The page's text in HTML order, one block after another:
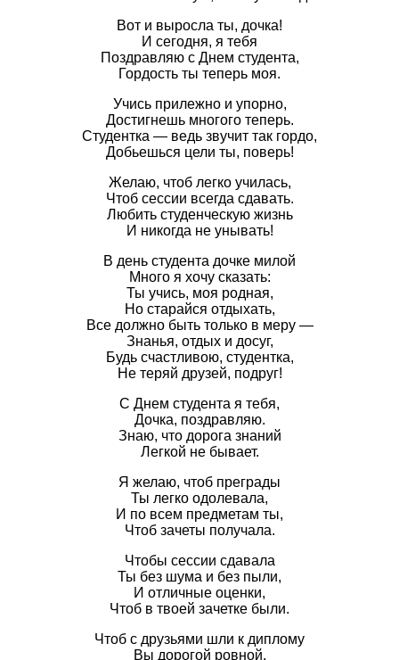
Вот и выросла ты, дочка!
И сегодня, я тебя
Поздравляю с Днем студента,
Гордость ты теперь моя.
Учись прилежно и упорно,
Достигнешь многого теперь.
Студентка — ведь звучит так гордо,
Добьешься цели ты, поверь!
Желаю, чтоб легко училась,
Чтоб сессии всегда сдавать.
Любить студенческую жизнь
И никогда не унывать!
В день студента дочке милой
Много я хочу сказать:
Ты учись, моя родная,
Но старайся отдыхать,
Все должно быть только в меру —
Знанья, отдых и досуг,
Будь счастливою, студентка,
Не теряй друзей, подруг!
С Днем студента я тебя,
Дочка, поздравляю.
Знаю, что дорога знаний
Легкой не бывает.
Я желаю, чтоб преграды
Ты легко одолевала,
И по всем предметам ты,
Чтоб зачеты получала.
Чтобы сессии сдавала
Ты без шума и без пыли,
И отличные оценки,
Чтоб в твоей зачетке были.
Чтоб с друзьями шли к диплому
Вы дорогой ровной,